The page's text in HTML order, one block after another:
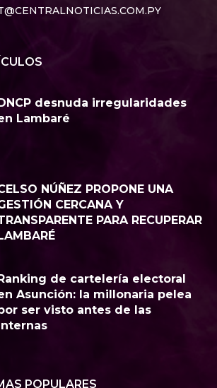
desnuda irregularidades
Lambaré
NÚÑEZ PROPONE UNA
CERCANA Y
PARA RECUPERAR
de cartelería electoral
Asunción: la millonaria pelea
ser visto antes de las
POPULARES